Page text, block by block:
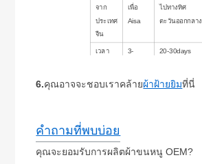
จาก
ประเทศ
จีน
เพื่อ
Aisa
ไปทางทิศ
ตะวันออกกลาง
เวลา
3-
20-30days
6.คุณอาจจะชอบเราคล้ายผ้าฝ้ายยิมที่นี่
คำถามที่พบบ่อย
คุณจะยอมรับการผลิตผ้าขนหนู OEM?